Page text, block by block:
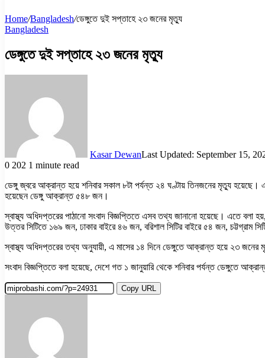
Home/Bangladesh/ডেঙ্গুতে দুই সপ্তাহে ২৩ জনের মৃত্যু
Bangladesh
ডেঙ্গুতে দুই সপ্তাহে ২৩ জনের মৃত্যু
Kasar DewanLast Updated: September 15,
0 202 1 minute read
ডেঙ্গু জ্বরে আক্রান্ত হয়ে শনিবার সকাল ৮টা পর্যন্ত ২৪ ঘণ্টায় তিনজনের মৃত্যু
হয়েছেন ডেঙ্গু আক্রান্ত ৫৪৮ জন।
স্বাস্থ্য অধিদপ্তরের পাঠানো সংবাদ বিজ্ঞপ্তিতে এসব তথ্য জানানো হয়েছে। এতে বলা
উত্তর সিটিতে ১৬৯ জন, ঢাকার বাইরে ৪৬ জন, বরিশাল সিটির বাইরে ৫৪ জন,
স্বাস্থ্য অধিদপ্তরের তথ্য অনুযায়ী, এ মাসের ১৪ দিনে ডেঙ্গুতে আক্রান্ত হয়ে ২৩
সংবাদ বিজ্ঞপ্তিতে বলা হয়েছে, দেশে গত ১ জানুয়ারি থেকে শনিবার পর্যন্ত ডেঙ্গুতে
Copy URL